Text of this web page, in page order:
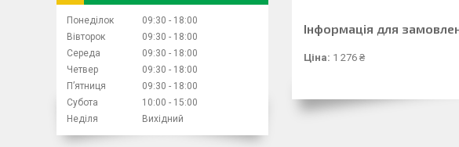
Інформація для
Ціна: 1 276 ₴
Понеділок 09:30
18:00
Вівторок
09:30
18:00
Середа
09:30
18:00
Четвер
09:30
18:00
Пʼятниця
09:30
18:00
Субота
10:00
15:00
Неділя
Вихідний